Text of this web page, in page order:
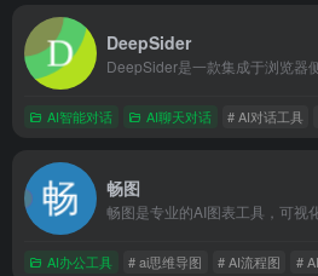
DeepSider
DeepSider是一款集成于浏览器
AI智能对话 AI聊天对话 # AI对话工具
畅图
AI办公工具 # ai思维导图 # AI流程图 #